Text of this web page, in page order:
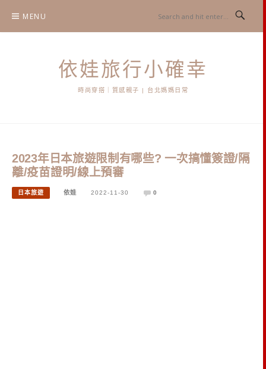
content
MENU
依娃旅行小確幸
時尚穿搭｜質感親子 | 台北媽媽日常
2023年日本旅遊限制有哪些? 一次搞懂簽證/隔
離/疫苗證明/線上預審
日本旅遊 依娃 2022-11-30 0